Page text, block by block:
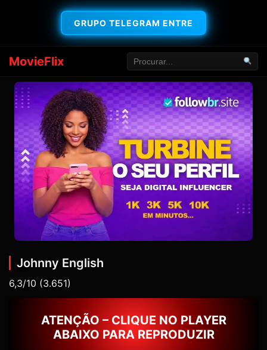
GRUPO TELEGRAM ENTRE
MovieFlix
Johnny English
6,3/10 (3.651)
ATENÇÃO – CLIQUE NO PLAYER
ABAIXO PARA REPRODUZIR